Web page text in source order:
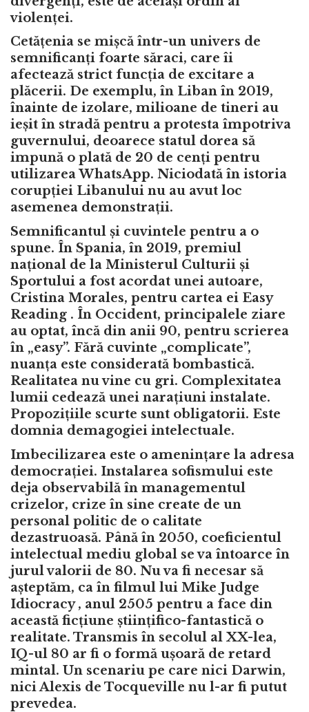
violenței.
Cetățenia se mișcă într-un univers de
semnificanți foarte săraci, care îi
afectează strict funcția de excitare a
plăcerii. De exemplu, în Liban în 2019,
înainte de izolare, milioane de tineri au
ieșit în stradă pentru a protesta împotriva
guvernului, deoarece statul dorea să
impună o plată de 20 de cenți pentru
utilizarea WhatsApp. Niciodată în istoria
corupției Libanului nu au avut loc
asemenea demonstrații.
Semnificantul și cuvintele pentru a o
spune. În Spania, în 2019, premiul
național de la Ministerul Culturii și
Sportului a fost acordat unei autoare,
Cristina Morales, pentru cartea ei Easy
Reading . În Occident, principalele ziare
au optat, încă din anii 90, pentru scrierea
în „easy”. Fără cuvinte „complicate”,
nuanța este considerată bombastică.
Realitatea nu vine cu gri. Complexitatea
lumii cedează unei narațiuni instalate.
Propozițiile scurte sunt obligatorii. Este
domnia demagogiei intelectuale.
Imbecilizarea este o amenințare la adresa
democrației. Instalarea sofismului este
deja observabilă în managementul
crizelor, crize în sine create de un
personal politic de o calitate
dezastruoasă. Până în 2050, coeficientul
intelectual mediu global se va întoarce în
jurul valorii de 80. Nu va fi necesar să
așteptăm, ca în filmul lui Mike Judge
Idiocracy , anul 2505 pentru a face din
această ficțiune științifico-fantastică o
realitate. Transmis în secolul al XX-lea,
IQ-ul 80 ar fi o formă ușoară de retard
mintal. Un scenariu pe care nici Darwin,
nici Alexis de Tocqueville nu l-ar fi putut
prevedea.